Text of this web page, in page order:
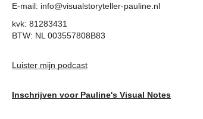
E-mail: info@visualstoryteller-pauline.nl
kvk: 81283431
BTW: NL 003557808B83
Luister mijn podcast
Inschrijven voor Pauline's Visual Notes